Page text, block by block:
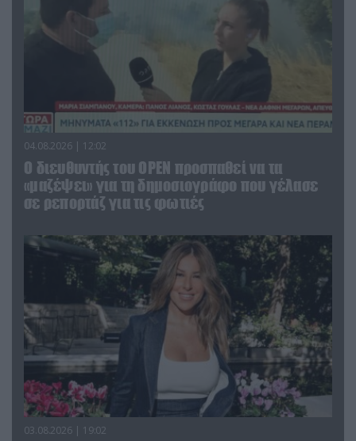
04.08.2026 | 12:02
O διευθυντής του OPEN προσπαθεί να τα
«μαζέψει» για τη δημοσιογράφο που γέλασε
σε ρεπορτάζ για τις φωτιές
03.08.2026 | 19:02